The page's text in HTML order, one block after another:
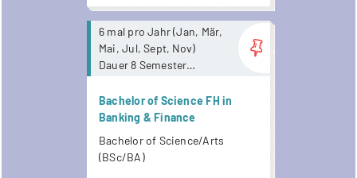
Wirtschaftsinformatik
6 mal pro Jahr (Jan, Mär,
Mai, Jul, Sept, Nov)
Dauer 8 Semester
Anwesenheitspflicht. Ab
Mai 2026 stehen
zur Verfügung.
Bachelor of Science FH in
Banking & Finance
Bachelor of Science/Arts
(BSc/BA)
more...